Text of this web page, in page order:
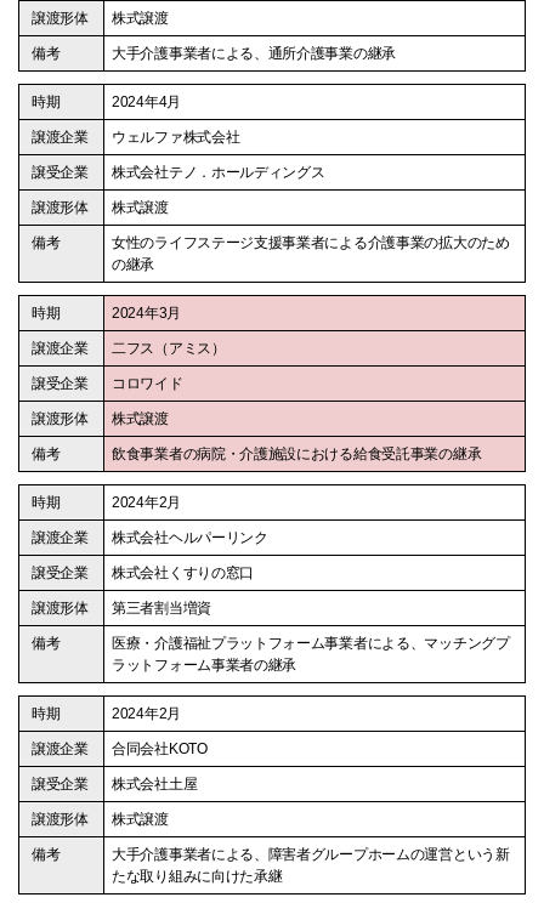
株式譲渡
大手介護事業者による、通所介護事業の継承
2024年4月
ウェルファ株式会社
株式会社テノ．ホールディングス
株式譲渡
女性のライフステージ支援事業者による介護事業の拡大のため
の継承
2024年3月
二フス（アミス）
コロワイド
株式譲渡
飲食事業者の病院・介護施設における給食受託事業の継承
2024年2月
株式会社ヘルパーリンク
株式会社くすりの窓口
第三者割当増資
医療・介護福祉プラットフォーム事業者による、マッチングプ
ラットフォーム事業者の継承
2024年2月
合同会社KOTO
株式会社土屋
株式譲渡
大手介護事業者による、障害者グループホームの運営という新
たな取り組みに向けた承継